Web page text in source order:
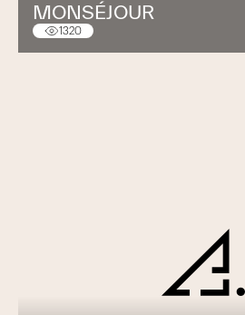
MONSÉJOUR
1320